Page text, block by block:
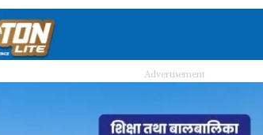
Advertisement